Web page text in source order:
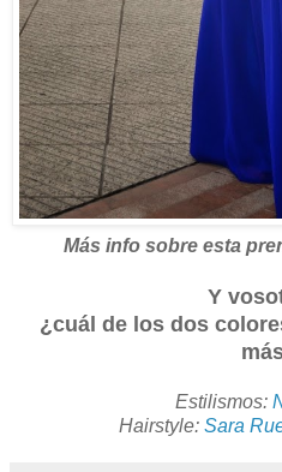
Más info sobre esta
Y
¿cuál de los dos
Estilismos:
Hairstyle: Sara